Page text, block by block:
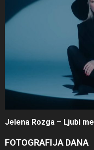
Jelena Rozga – Ljubi me
FOTOGRAFIJA DANA